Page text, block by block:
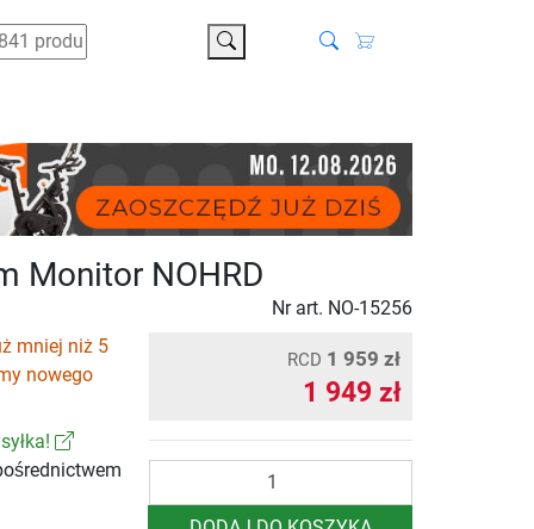
Monitor NOHRD
Nr art. NO-15256
mniej niż 5
nowego
RCD 1 959 zł
1 949 zł